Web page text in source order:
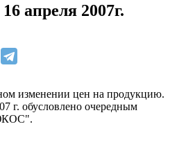
апреля 2007г.
изменении цен на продукцию.
г. обусловлено очередным